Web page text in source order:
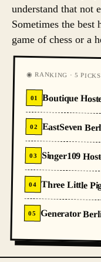
understand that not
Sometimes the best
game of chess or a
◉ RANKING · 5 PICKS
01 Boutique
02 EastSeven
03 Singer109
04 Three Little
05 Generator